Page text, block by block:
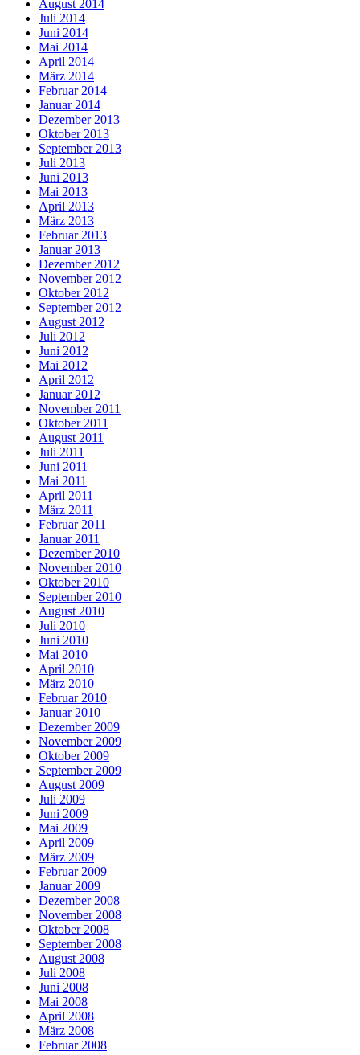
August 2014
Juli 2014
Juni 2014
Mai 2014
April 2014
März 2014
Februar 2014
Januar 2014
Dezember 2013
Oktober 2013
September 2013
Juli 2013
Juni 2013
Mai 2013
April 2013
März 2013
Februar 2013
Januar 2013
Dezember 2012
November 2012
Oktober 2012
September 2012
August 2012
Juli 2012
Juni 2012
Mai 2012
April 2012
Januar 2012
November 2011
Oktober 2011
August 2011
Juli 2011
Juni 2011
Mai 2011
April 2011
März 2011
Februar 2011
Januar 2011
Dezember 2010
November 2010
Oktober 2010
September 2010
August 2010
Juli 2010
Juni 2010
Mai 2010
April 2010
März 2010
Februar 2010
Januar 2010
Dezember 2009
November 2009
Oktober 2009
September 2009
August 2009
Juli 2009
Juni 2009
Mai 2009
April 2009
März 2009
Februar 2009
Januar 2009
Dezember 2008
November 2008
Oktober 2008
September 2008
August 2008
Juli 2008
Juni 2008
Mai 2008
April 2008
März 2008
Februar 2008